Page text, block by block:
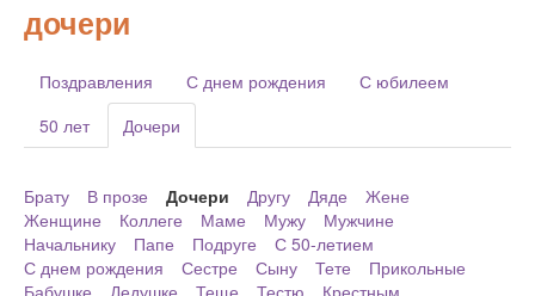
дочери
Поздравления С днем рождения
С юбилеем
50 лет
Дочери
Брату В прозе Дочери Другу Дяде
Жене
Женщине
Коллеге Маме Мужу
Мужчине
Начальнику
Папе Подруге
С 50-летием
С днем рождения
Сестре Сыну Тете
Прикольные
Бабушке
Дедушке Теще Тестю
Крестным